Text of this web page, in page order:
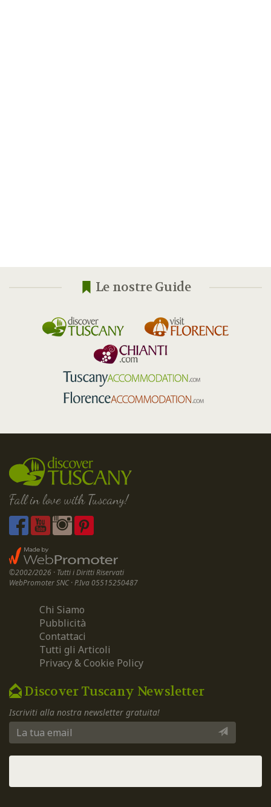
Le nostre Guide
Fall in love with Tuscany!
©2002/2026 · Tutti i Diritti Riservati
WebPromoter SNC · P.Iva 05515250487
Chi Siamo
Pubblicità
Contattaci
Tutti gli Articoli
Privacy & Cookie Policy
Discover Tuscany Newsletter
Iscriviti alla nostra newsletter gratuita!